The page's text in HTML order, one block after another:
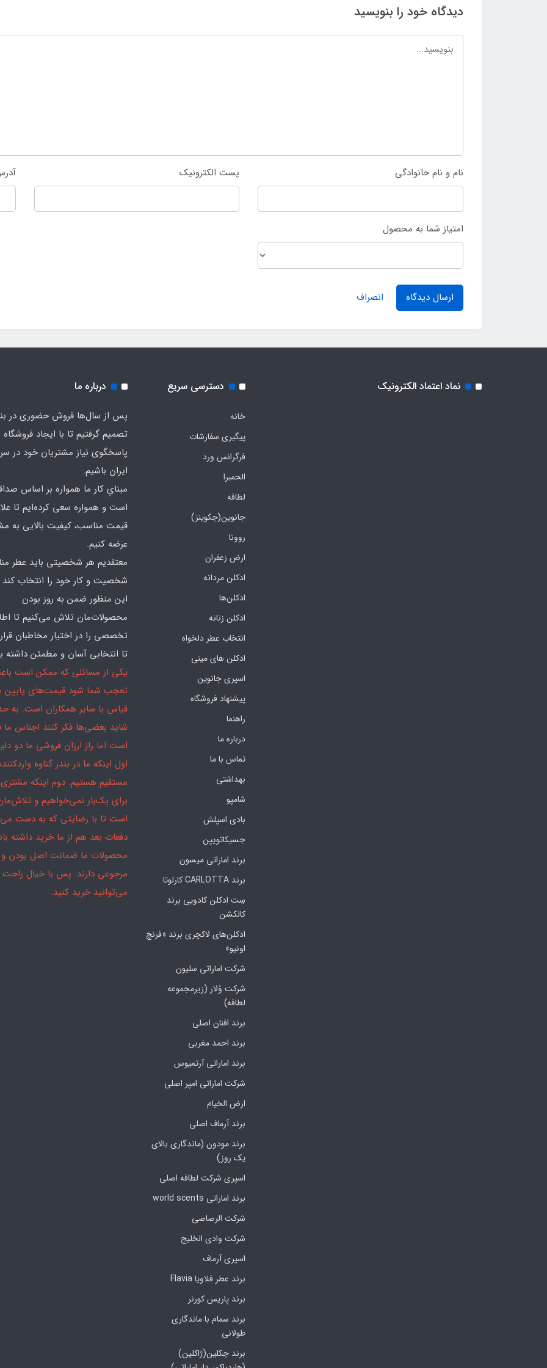
دیدگاه خود را بنویسید
نام و نام خانوادگی پست الکترونیک
امتیاز شما به محصول
ارسال دیدگاه انصراف
نماد اعتماد الکترونیک دسترسی سریع
خانه
پیگیری سفارشات
فرگرانس ورد
الحمبرا
لطافه
جانوین(جکوینز)
روونا
ارض زعفران
ادکلن مردانه
ادکلن‌ها
ادکلن زنانه
انتخاب عطر دلخواه
ادکلن های مینی
اسپری جانوین
پیشنهاد فروشگاه
راهنما
درباره ما
تماس با ما
بهداشتی
شامپو
بادی اسپلش
جسیکاتویین
برند اماراتی میسون
برند CARLOTTA کارلوتا
سِت ادکلن کادویی برند
کالکشن
ادکلن‌های لاکچری برند «فرنچ
اونیو»
شرکت اماراتی سلیون
شرکت وُلار (زیرمجموعه
لطافه)
برند افنان اصلی
برند احمد مغربی
برند اماراتی آرتمیوس
شرکت اماراتی امپر اصلی
ارض الخیام
برند آرماف اصلی
برند مودون (ماندگاری بالای
یک روز)
اسپری شرکت لطافه اصلی
برند اماراتی world scents
شرکت الرصاصی
شرکت وادی الخلیج
اسپری آرماف
برند عطر فلاویا Flavia
برند پاریس کورنر
برند سمام با ماندگاری
طولانی
برند جکلین(ژاکلین)
درباره ما
پس از سال‌ها فروش حضوری در
تصمیم گرفتیم تا با ایجاد فروشگاه
پاسخگوی نیاز مشتریان خود در
ایران باشیم.
مبنایِ کار ما همواره بر اساس
است و همواره سعی کرده‌ایم تا
قیمت مناسب، کیفیت بالایی به
عرضه کنیم.
معتقدیم هر شخصیتی باید عطر
شخصیت و کار خود را انتخاب کند
این منظور ضمن به روز بودن
محصولات‌مان تلاش می‌کنیم تا
تخصصی را در اختیار مخاطبان
تا انتخابی آسان و مطمئن داشته
یکی از مسائلی که ممکن است
تعجب شما شود قیمت‌های پایین
قیاس با سایر همکاران است. به
شاید بعضی‌ها فکر کنند اجناس
است اما راز ارزان فروشی ما دو
اول اینکه ما در بندر گناوه
مستقیم هستیم. دوم اینکه
برای یک‌بار نمی‌خواهیم و
است تا با رضایتی که به دست
دفعات بعد هم از ما خرید داشته
محصولات ما ضمانت اصل بودن و
مرجوعی دارند. پس با خیال راحت
می‌توانید خرید کنید.